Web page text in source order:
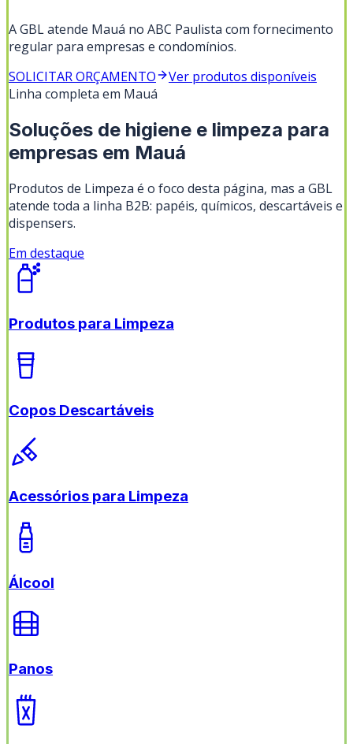
A GBL atende Mauá no ABC Paulista com fornecimento
regular para empresas e condomínios.
SOLICITAR ORÇAMENTO
Ver produtos disponíveis
Linha completa em Mauá
Soluções de higiene e limpeza para
empresas em Mauá
Produtos de Limpeza é o foco desta página, mas a GBL
atende toda a linha B2B: papéis, químicos, descartáveis e
dispensers.
Em destaque
Produtos para Limpeza
Copos Descartáveis
Acessórios para Limpeza
Álcool
Panos